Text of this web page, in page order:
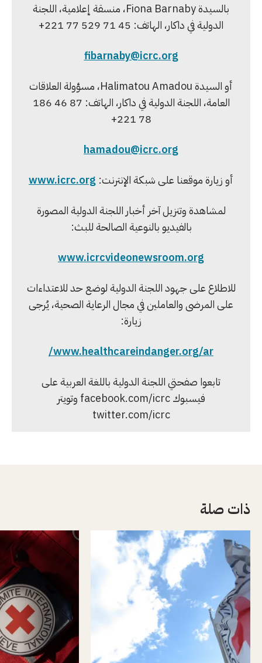
بالسيدة Fiona Barnaby، منسقة إعلامية، اللجنة
الدولية في داكار، الهاتف: 45 71 529 77 221+
fibarnaby@icrc.org
أو السيدة Halimatou Amadou، مسؤولة العلاقات
العامة، اللجنة الدولية في داكار، الهاتف: 87 46 186
78 221+
hamadou@icrc.org
أو زيارة موقعنا على شبكة الإنترنت: www.icrc.org
لمشاهدة وتنزيل آخر أخبار اللجنة الدولية المصورة
بالفيديو بالنوعية الصالحة للبث:
www.icrcvideonewsroom.org
للاطلاع على جهود اللجنة الدولية لوضع حد للاعتداءات
على المرضى والعاملين في مجال الرعاية الصحية، يُرجى
زيارة:
www.healthcareindanger.org/ar/
تابعوا صفحتي اللجنة الدولية باللغة العربية على
فيسبوك facebook.com/icrc وتويتر
twitter.com/icrc
ذات صلة